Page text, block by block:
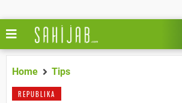
Home Tips
REPUBLIKA